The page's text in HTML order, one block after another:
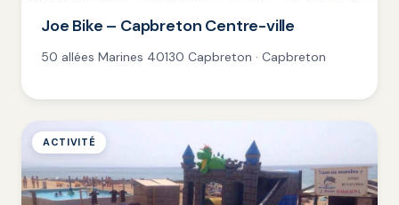
Joe Bike – Capbreton Centre-ville
50 allées Marines 40130 Capbreton · Capbreton
ACTIVITÉ